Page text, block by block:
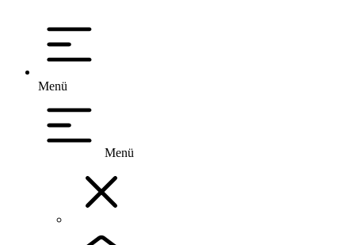
Menü
Menü